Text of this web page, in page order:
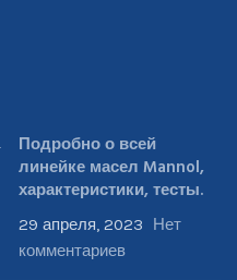
Подробно о всей
линейке масел Mannol,
характеристики, тесты.
29 апреля, 2023
Нет
комментариев